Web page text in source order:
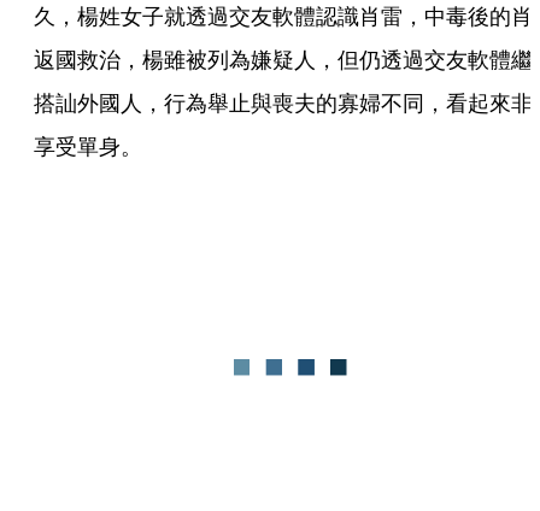
久，楊姓女子就透過交友軟體認識肖雷，中毒後的肖
返國救治，楊雖被列為嫌疑人，但仍透過交友軟體繼
搭訕外國人，行為舉止與喪夫的寡婦不同，看起來非
享受單身。